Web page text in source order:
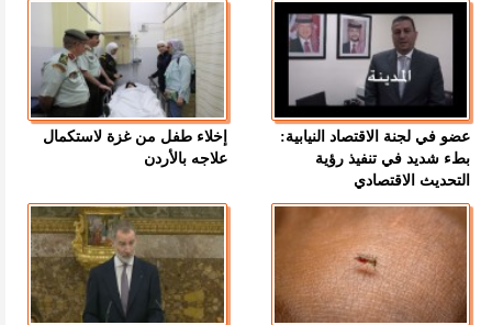
عضو في لجنة الاقتصاد النيابية:
بطء شديد في تنفيذ رؤية
التحديث الاقتصادي
إخلاء طفل من غزة لاستكمال
علاجه بالأردن